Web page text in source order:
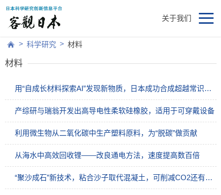
关于我们
> 科学研究 > 材料
材料
用“自成长材料探索AI”发现新物质，日本成功合成超越常识的高磁性合金
产综研与瑞翁开发出高导电性柔软硅橡胶，适用于可穿戴设备
利用微生物从二氧化碳中生产塑料原料，为“脱碳”做贡献
从海水中高效回收锂——改良通电方法，速度提高数百倍
“聚沙成石”新技术，粘合沙子取代混凝土，可削减CO2还有望用于月球